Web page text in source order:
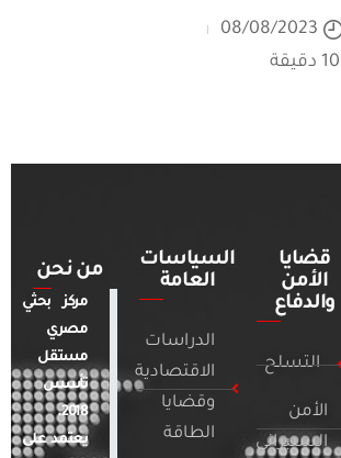
08/08/2023
قضايا
الأمن
والدفاع
التسلح
الأمن
السيبراني
السياسات
العامة
الدراسات
الاقتصادية
وقضايا
الطاقة
من نحن
مركز بحثي
مصري
مستقل
تأسس
2018.
يعتمد على